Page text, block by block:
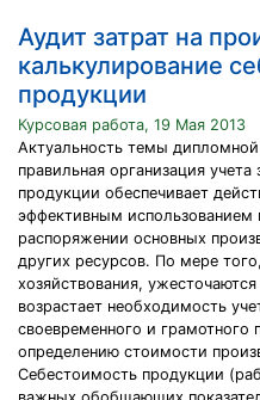
Аудит затрат на
калькулирование
продукции
Курсовая работа, 19 Мая 2013
Актуальность темы
правильная организация учета
продукции обеспечивает
эффективным использованием
распоряжении основных
других ресурсов. По мере
хозяйствования,
возрастает необходимость
своевременного и грамотного
определению стоимости
Себестоимость продукции